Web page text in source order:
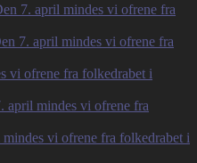
7. april mindes vi ofrene fra
7. april mindes vi ofrene fra
vi ofrene fra folkedrabet i
april mindes vi ofrene fra
vi ofrene fra folkedrabet i